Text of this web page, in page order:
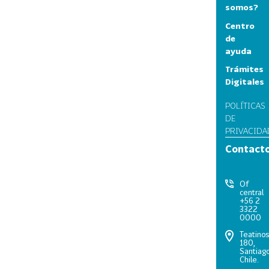
somos?
Centro
de
ayuda
Trámites
Digitales
POLÍTICAS
DE
Of
central
+56 2
3322
0000
Teatinos
180,
Chile.